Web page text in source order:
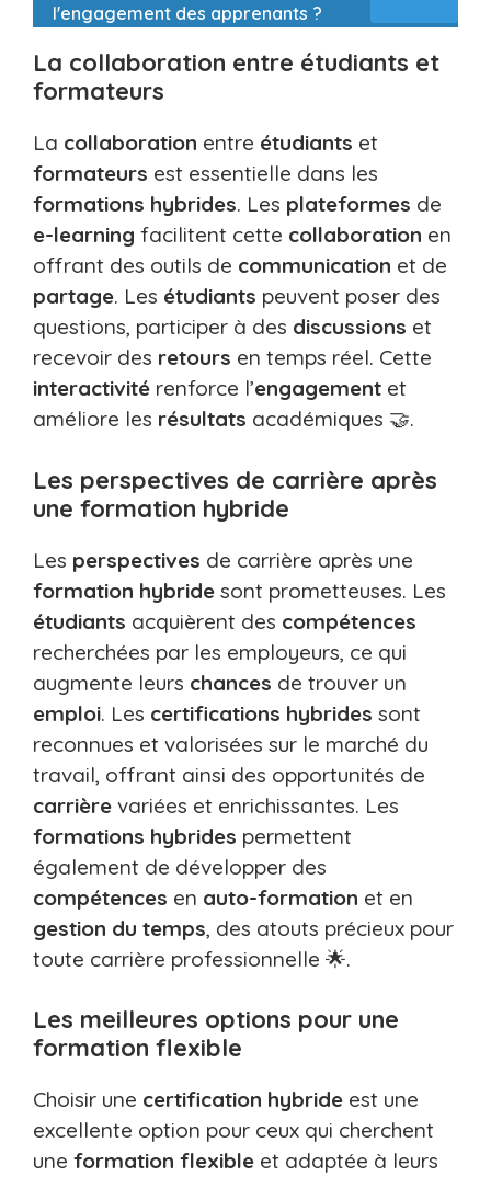
l'engagement des apprenants ?
La collaboration entre étudiants et
formateurs
La collaboration entre étudiants et
formateurs est essentielle dans les
formations hybrides. Les plateformes de
e-learning facilitent cette collaboration en
offrant des outils de communication et de
partage. Les étudiants peuvent poser des
questions, participer à des discussions et
recevoir des retours en temps réel. Cette
interactivité renforce l’engagement et
améliore les résultats académiques 🤝.
Les perspectives de carrière après
une formation hybride
Les perspectives de carrière après une
formation hybride sont prometteuses. Les
étudiants acquièrent des compétences
recherchées par les employeurs, ce qui
augmente leurs chances de trouver un
emploi. Les certifications hybrides sont
reconnues et valorisées sur le marché du
travail, offrant ainsi des opportunités de
carrière variées et enrichissantes. Les
formations hybrides permettent
également de développer des
compétences en auto-formation et en
gestion du temps, des atouts précieux pour
toute carrière professionnelle 🌟.
Les meilleures options pour une
formation flexible
Choisir une certification hybride est une
excellente option pour ceux qui cherchent
une formation flexible et adaptée à leurs